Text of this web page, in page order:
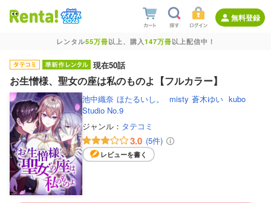
無料登録
レンタル55万冊以上、購入147万冊以上配信中！
現在50話
お生憎様、聖女の座は私のものよ【フルカラー】
池中織奈 ほたるいし。 misty 蒼木ゆい kubo
Studio No.9
ジャンル： タテコミ
3.0 (5件)
レビューを書く